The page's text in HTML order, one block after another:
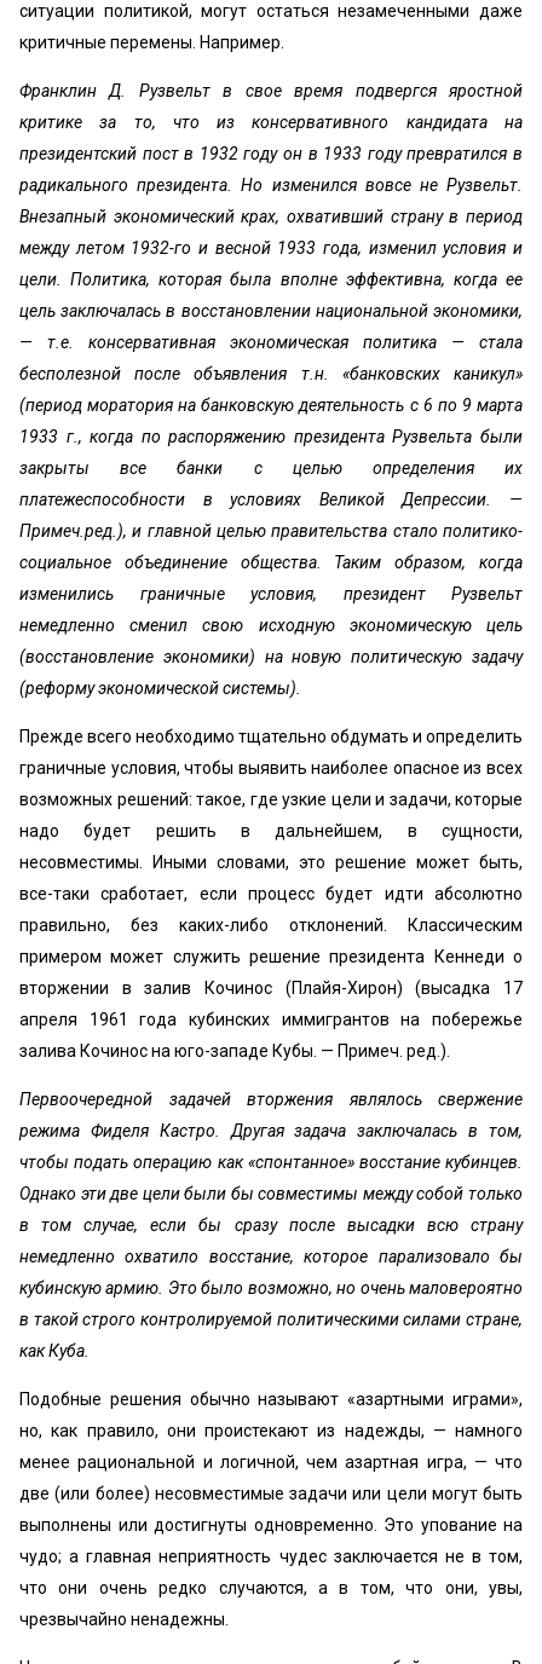
ситуации политикой, могут остаться незамеченными даже
критичные перемены. Например.
Франклин Д. Рузвельт в свое время подвергся яростной
критике за то, что из консервативного кандидата на
президентский пост в 1932 году он в 1933 году превратился в
радикального президента. Но изменился вовсе не Рузвельт.
Внезапный экономический крах, охвативший страну в период
между летом 1932-го и весной 1933 года, изменил условия и
цели. Политика, которая была вполне эффективна, когда ее
цель заключалась в восстановлении национальной экономики,
— т.е. консервативная экономическая политика — стала
бесполезной после объявления т.н. «банковских каникул»
(период моратория на банковскую деятельность с 6 по 9 марта
1933 г., когда по распоряжению президента Рузвельта были
закрыты все банки с целью определения их
платежеспособности в условиях Великой Депрессии. —
Примеч.ред.), и главной целью правительства стало политико-
социальное объединение общества. Таким образом, когда
изменились граничные условия, президент Рузвельт
немедленно сменил свою исходную экономическую цель
(восстановление экономики) на новую политическую задачу
(реформу экономической системы).
Прежде всего необходимо тщательно обдумать и определить
граничные условия, чтобы выявить наиболее опасное из всех
возможных решений: такое, где узкие цели и задачи, которые
надо будет решить в дальнейшем, в сущности,
несовместимы. Иными словами, это решение может быть,
все-таки сработает, если процесс будет идти абсолютно
правильно, без каких-либо отклонений. Классическим
примером может служить решение президента Кеннеди о
вторжении в залив Кочинос (Плайя-Хирон) (высадка 17
апреля 1961 года кубинских иммигрантов на побережье
залива Кочинос на юго-западе Кубы. — Примеч. ред.).
Первоочередной задачей вторжения являлось свержение
режима Фиделя Кастро. Другая задача заключалась в том,
чтобы подать операцию как «спонтанное» восстание кубинцев.
Однако эти две цели были бы совместимы между собой только
в том случае, если бы сразу после высадки всю страну
немедленно охватило восстание, которое парализовало бы
кубинскую армию. Это было возможно, но очень маловероятно
в такой строго контролируемой политическими силами стране,
как Куба.
Подобные решения обычно называют «азартными играми»,
но, как правило, они проистекают из надежды, — намного
менее рациональной и логичной, чем азартная игра, — что
две (или более) несовместимые задачи или цели могут быть
выполнены или достигнуты одновременно. Это упование на
чудо; а главная неприятность чудес заключается не в том,
что они очень редко случаются, а в том, что они, увы,
чрезвычайно ненадежны.